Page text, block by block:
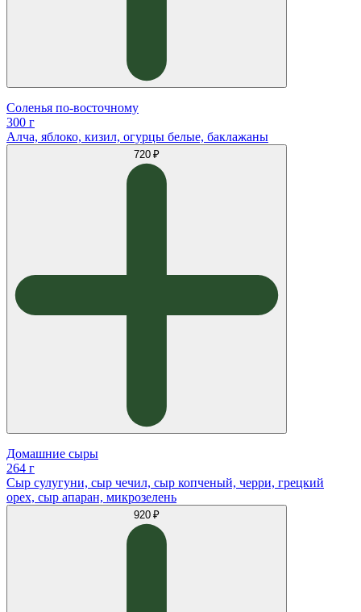
Соленья по-восточному
300 г
Алча, яблоко, кизил, огурцы белые, баклажаны
720 ₽
Домашние сыры
264 г
Сыр сулугуни, сыр чечил, сыр копченый, черри, грецкий
орех, сыр апаран, микрозелень
920 ₽